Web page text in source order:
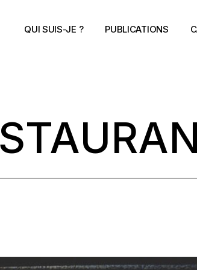
QUI SUIS-JE ? PUBLICATIONS